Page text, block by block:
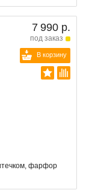
7 990 р.
под заказ
В корзину
фарфор